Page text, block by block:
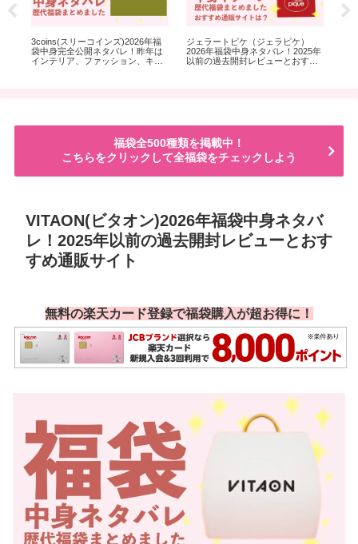
3coins(スリーコインズ)2026年福
袋中身完全公開ネタバレ！昨年は
インテリア、ファッション、キッ
ジェラートピケ（ジェラピケ）
2026年福袋中身ネタバレ！2025年
以前の過去開封レビューとおすす
福袋全500種類を掲載中！
こちらをクリックして全福袋をチェックしよう
VITAON(ビタオン)2026年福袋中身ネタバ
レ！2025年以前の過去開封レビューとおす
すめ通販サイト
無料の楽天カード登録で福袋購入が超お得に！